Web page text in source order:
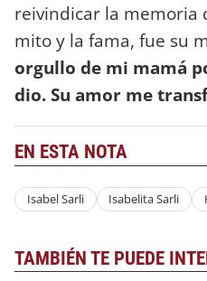
reivindicar la memoria
mito y la fama, fue su
orgullo de mi mamá
dio. Su amor me
EN ESTA NOTA
Isabel Sarli Isabelita Sarli
TAMBIÉN TE PUEDE